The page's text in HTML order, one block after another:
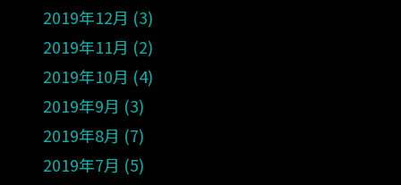
2019年12月 3
2019年11月 2
2019年10月 4
2019年9月 3
2019年8月 7
2019年7月 5